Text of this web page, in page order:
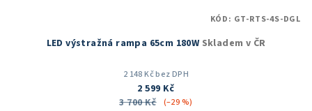
LED výstražná rampa 65cm 180W Skladem v ČR
2 148 Kč bez DPH
2 599 Kč
3 700 Kč
(–29 %)
KÓD: GT-RTS-4S-DGL